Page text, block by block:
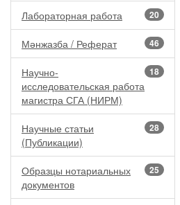
20
Лабораторная работа
46
Мәнжазба / Реферат
18
Научно-
исследовательская работа
магистра СГА (НИРМ)
28
Научные статьи
(Публикации)
25
Образцы нотариальных
документов